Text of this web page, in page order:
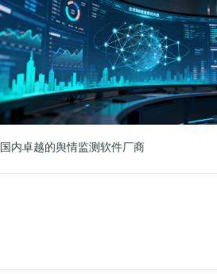
国内卓越的舆情监测软件厂商